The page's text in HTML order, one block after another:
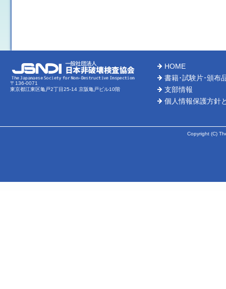
〒136-0071
東京都江東区亀戸2丁目25-14 京阪亀戸ビル10階
HOME
書籍･試験片･頒布
支部情報
個人情報保護方針
Copyright (C)